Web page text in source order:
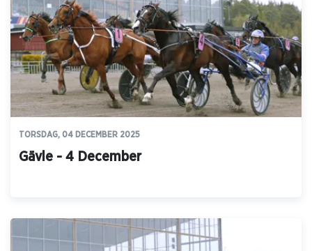
TORSDAG, 04 DECEMBER 2025
Gävle - 4 December